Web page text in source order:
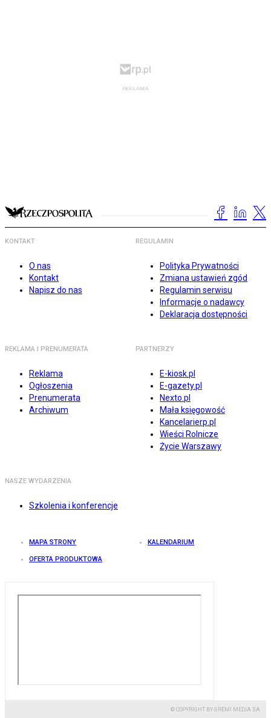
KONTAKT
O nas
Kontakt
Napisz do nas
REGULAMIN
Polityka Prywatności
Zmiana ustawień zgód
Regulamin serwisu
Informacje o nadawcy
Deklaracja dostępności
REKLAMA I PRENUMERATA
Reklama
Ogłoszenia
Prenumerata
Archiwum
PARTNERZY
E-kiosk.pl
E-gazety.pl
Nexto.pl
Mała księgowość
Kancelarierp.pl
Wieści Rolnicze
Życie Warszawy
NASZE WYDARZENIA
Szkolenia i konferencje
MAPA STRONY KALENDARIUM
OFERTA PRODUKTOWA
© COPYRIGHT BY GREMI MEDIA SA